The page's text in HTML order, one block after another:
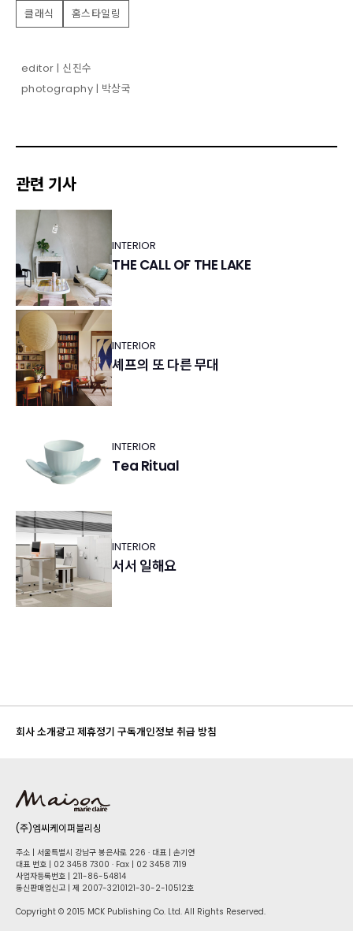
클래식
홈스타일링
editor | 신진수
photography | 박상국
관련 기사
INTERIOR
THE CALL OF THE LAKE
INTERIOR
셰프의 또 다른 무대
INTERIOR
Tea Ritual
INTERIOR
서서 일해요
회사 소개광고 제휴정기 구독개인정보 취급 방침
(주)엠씨케이퍼블리싱
주소 | 서울특별시 강남구 봉은사로 226 · 대표 | 손기연
대표 번호 | 02 34​58 7300 · Fax | 02 34​58 7119
사업자등록번호 | 211-86-5​4814
통신판매업신고 | 제 2007-3210121-30-2-10512호
Copyright © 2015 MCK Publishing Co. Ltd. All Rights Reserved.